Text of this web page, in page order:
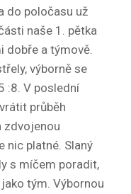
do poločasu už
naše 1. pětka
dobře a týmově.
výborně se
:8. V poslední
průběh
zdvojenou
nic platné. Slaný
s míčem poradit,
tým. Výbornou